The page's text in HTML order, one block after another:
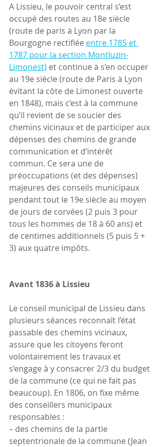
A Lissieu, le pouvoir central s’est
occupé des routes au 18e siècle
(route de paris à Lyon par la
Bourgogne rectifiée entre 1785 et
1787 pour la section Montluzin-
Limonest) et continue à s’en occuper
au 19e siècle (route de Paris à Lyon
évitant la côte de Limonest ouverte
en 1848), mais c’est à la commune
qu’il revient de se soucier des
chemins vicinaux et de participer aux
dépenses des chemins de grande
communication et d’intérêt
commun. Ce sera une de
préoccupations (et des dépenses)
majeures des conseils municipaux
pendant tout le 19e siècle au moyen
de jours de corvées (2 puis 3 pour
tous les hommes de 18 à 60 ans) et
de centimes additionnels (5 puis 5 +
3) aux quatre impôts.
Avant 1836 à Lissieu
Le conseil municipal de Lissieu dans
plusieurs séances reconnaît l’état
passable des chemins vicinaux,
assure que les citoyens feront
volontairement les travaux et
s’engage à y consacrer 2/3 du budget
de la commune (ce qui ne fait pas
beaucoup). En 1806, on fixe même
des conseillers municipaux
responsables :
– des chemins de la partie
septentrionale de la commune (Jean